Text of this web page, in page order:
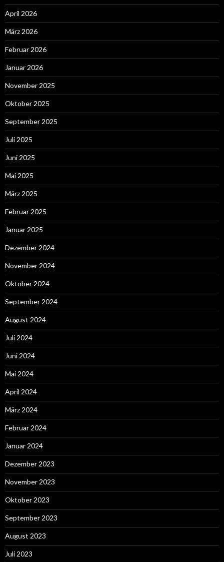
April 2026
März 2026
Februar 2026
Januar 2026
November 2025
Oktober 2025
September 2025
Juli 2025
Juni 2025
Mai 2025
März 2025
Februar 2025
Januar 2025
Dezember 2024
November 2024
Oktober 2024
September 2024
August 2024
Juli 2024
Juni 2024
Mai 2024
April 2024
März 2024
Februar 2024
Januar 2024
Dezember 2023
November 2023
Oktober 2023
September 2023
August 2023
Juli 2023